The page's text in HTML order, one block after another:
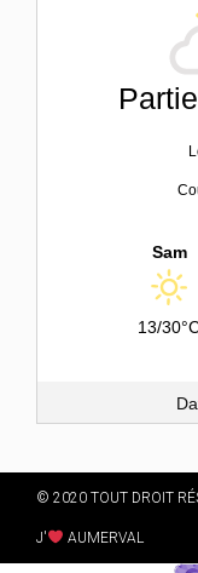
Sam
13/
© 2020 TOUT DROIT
J' AUMERVAL